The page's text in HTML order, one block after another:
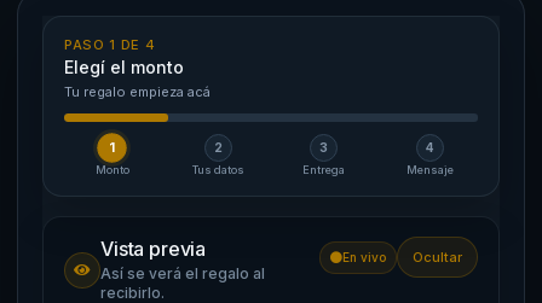
PASO 1 DE 4
Elegí el monto
Tu regalo empieza acá
1
Monto
2
Tus datos
3
Entrega
4
Mensaje
Vista previa
Así se verá el regalo al
recibirlo.
En vivo Ocultar